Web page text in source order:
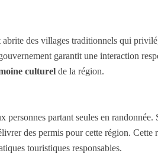
abrite des villages traditionnels qui
garantit une interaction
culturel de la région.
personnes partant seules en randonnée.
des permis pour cette région. Cette
touristiques responsables.